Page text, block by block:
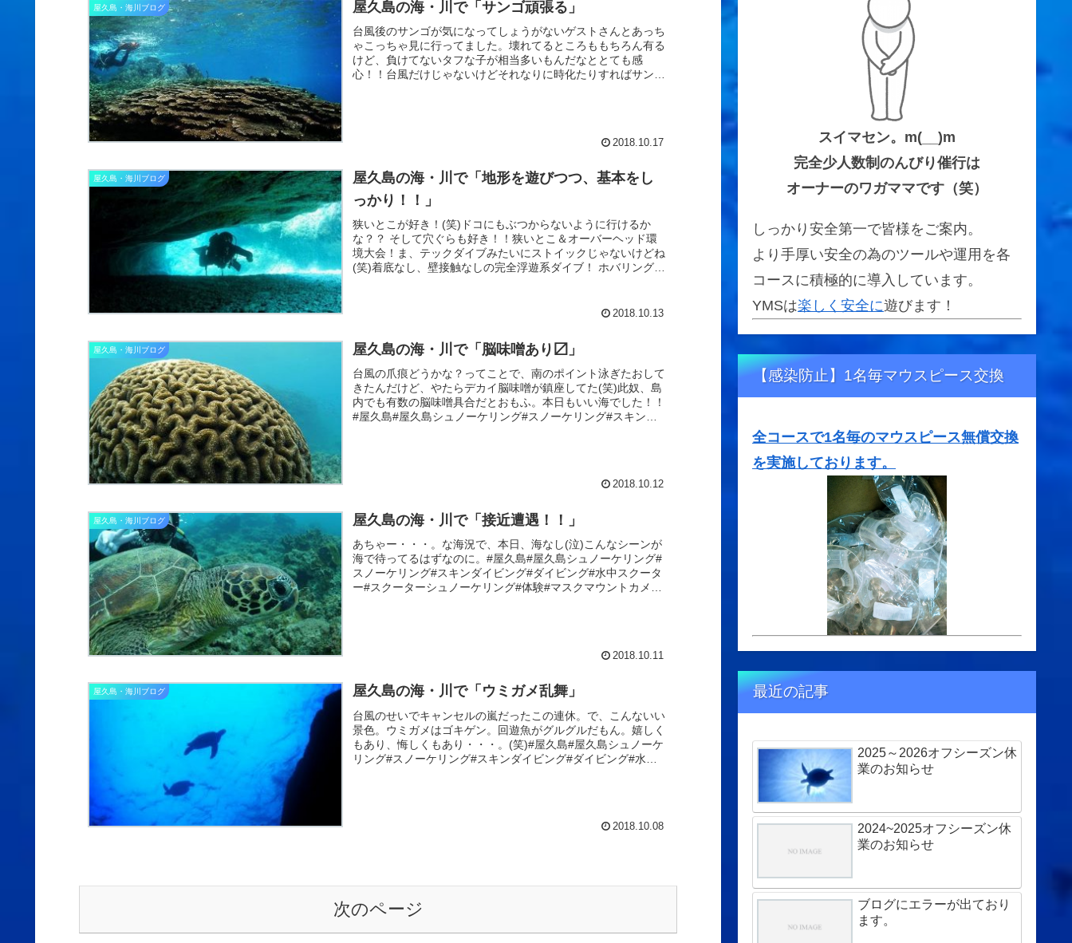
屋久島・海川ブログ 屋久島の海・川で「サンゴ頑張る」
台風後のサンゴが気になってしょうがないゲストさんとあっち
ゃこっちゃ見に行ってました。壊れてるところももちろん有る
けど、負けてないタフな子が相当多いもんだなととても感
心！！台風だけじゃないけどそれなりに時化たりすればサンゴ
2018.10.17
屋久島・海川ブログ
屋久島の海・川で「地形を遊びつつ、基本をし
っかり！！」
狭いとこが好き！(笑)ドコにもぶつからないように行けるか
な？？ そして穴ぐらも好き！！狭いとこ＆オーバーヘッド環
境大会！ま、テックダイブみたいにストイックじゃないけどね
(笑)着底なし、壁接触なしの完全浮遊系ダイブ！ ホバリングや
2018.10.13
屋久島・海川ブログ 屋久島の海・川で「脳味噌あり〼」
台風の爪痕どうかな？ってことで、南のポイント泳ぎたおして
きたんだけど、やたらデカイ脳味噌が鎮座してた(笑)此奴、島
内でも有数の脳味噌具合だとおもふ。本日もいい海でした！！
#屋久島#屋久島シュノーケリング#スノーケリング#スキンダ
2018.10.12
屋久島・海川ブログ 屋久島の海・川で「接近遭遇！！」
あちゃー・・・。な海況で、本日、海なし(泣)こんなシーンが
海で待ってるはずなのに。#屋久島#屋久島シュノーケリング#
スノーケリング#スキンダイビング#ダイビング#水中スクータ
ー#スクーターシュノーケリング#体験#マスクマウントカメラ
2018.10.11
屋久島・海川ブログ 屋久島の海・川で「ウミガメ乱舞」
台風のせいでキャンセルの嵐だったこの連休。で、こんないい
景色。ウミガメはゴキゲン。回遊魚がグルグルだもん。嬉しく
もあり、悔しくもあり・・・。(笑)#屋久島#屋久島シュノーケ
リング#スノーケリング#スキンダイビング#ダイビング#水中
2018.10.08
次のページ
スイマセン。m(__)m
完全少人数制のんびり催行は
オーナーのワガママです（笑）
しっかり安全第一で皆様をご案内。
より手厚い安全の為のツールや運用を各
コースに積極的に導入しています。
YMSは楽しく安全に遊びます！
【感染防止】1名毎マウスピース交換
全コースで1名毎のマウスピース無償交換
を実施しております。
最近の記事
2025～2026オフシーズン休
業のお知らせ
2024~2025オフシーズン休
業のお知らせ
ブログにエラーが出ており
ます。